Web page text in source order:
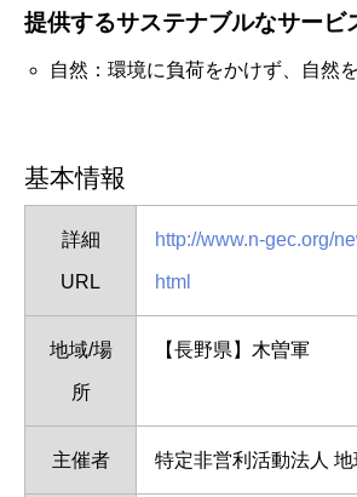
提供するサステナブルなサービ
自然：環境に負荷をかけず、自然
基本情報
詳細
URL
http://www.n-gec.org/
html
地域/場
所
【長野県】木曽軍
主催者 特定非営利活動法人